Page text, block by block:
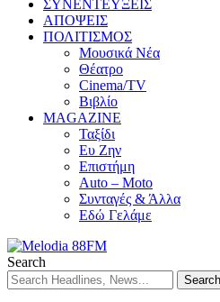
ΣΥΝΕΝΤΕΥΞΕΙΣ
ΑΠΟΨΕΙΣ
ΠΟΛΙΤΙΣΜΟΣ
Μουσικά Νέα
Θέατρο
Cinema/TV
Βιβλίο
MAGAZINE
Ταξίδι
Ευ Ζην
Επιστήμη
Auto – Moto
Συνταγές & Άλλα
Εδώ Γελάμε
Search